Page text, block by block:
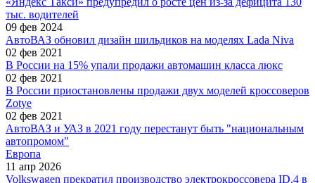
тыс. водителей
09 фев 2024
АвтоВАЗ обновил дизайн шильдиков на моделях Lada Niva
02 фев 2021
В России на 15% упали продажи автомашин класса люкс
02 фев 2021
В России приостановлены продажи двух моделей кроссоверов
Zotye
02 фев 2021
АвтоВАЗ и УАЗ в 2021 году перестанут быть "национальным
автопромом"
Европа
11 апр 2026
Volkswagen прекратил производство электрокроссовера ID.4 в